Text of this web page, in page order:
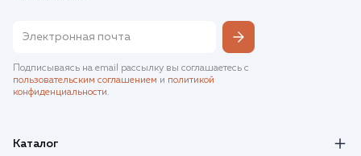
Подписываясь на email рассылку вы соглашаетесь с
пользовательским соглашением и политикой
конфиденциальности.
Каталог